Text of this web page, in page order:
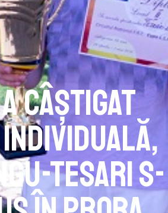
câștigat
Tesari s-